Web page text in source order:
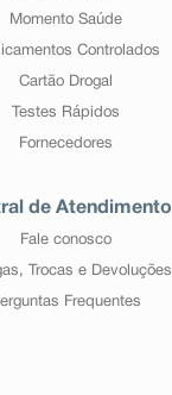
Momento Saúde
Controlados
Cartão Drogal
Testes Rápidos
Fornecedores
de Atendimento
Fale conosco
Trocas e Devoluções
Frequentes